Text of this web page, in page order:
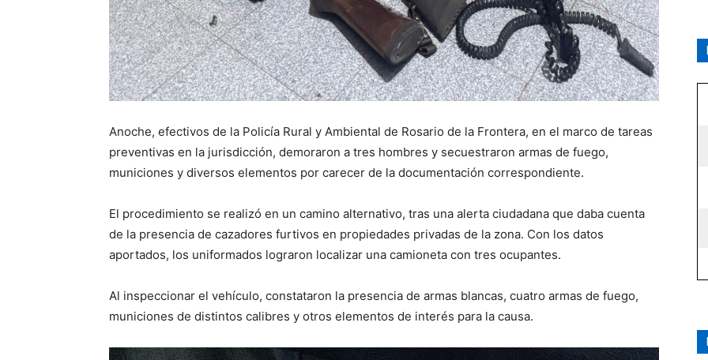
Anoche, efectivos de la Policía Rural y Ambiental de Rosario de la Frontera, en el marco de tareas
preventivas en la jurisdicción, demoraron a tres hombres y secuestraron armas de fuego,
municiones y diversos elementos por carecer de la documentación correspondiente.
El procedimiento se realizó en un camino alternativo, tras una alerta ciudadana que daba cuenta
de la presencia de cazadores furtivos en propiedades privadas de la zona. Con los datos
aportados, los uniformados lograron localizar una camioneta con tres ocupantes.
Al inspeccionar el vehículo, constataron la presencia de armas blancas, cuatro armas de fuego,
municiones de distintos calibres y otros elementos de interés para la causa.